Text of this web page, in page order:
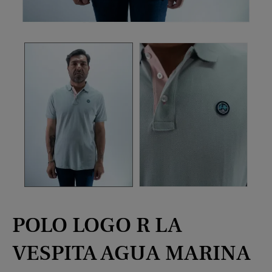
POLO LOGO R LA
VESPITA AGUA MARINA